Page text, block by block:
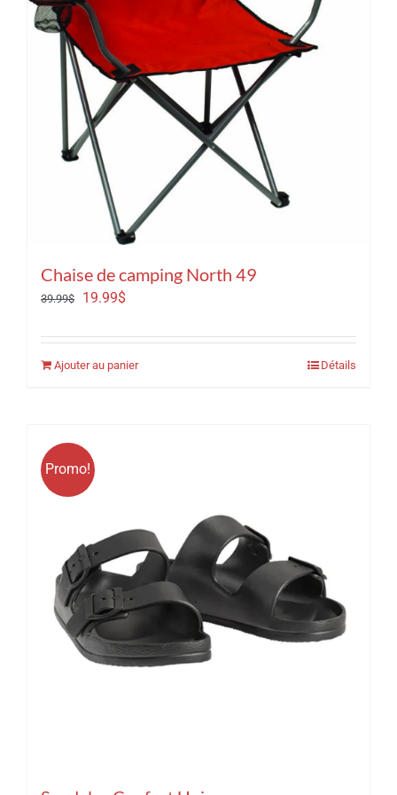
Chaise de camping North 49
39.99$
Le
initial
était :
19.99$
actuel
est :
Ajouter au panier Détails
Promo!